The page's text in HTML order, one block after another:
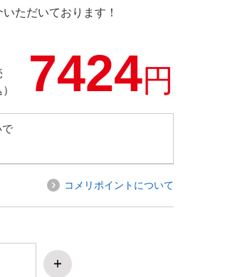
ただいております！
7424円
で
コメリポイントについて